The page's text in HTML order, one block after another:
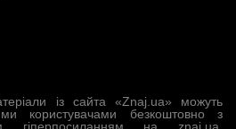
із сайта «Znaj.ua» можуть
користувачами безкоштовно з